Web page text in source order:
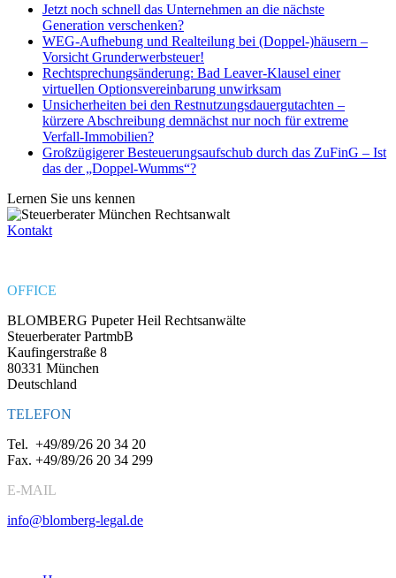
Jetzt noch schnell das Unternehmen an die nächste
Generation verschenken?
WEG-Aufhebung und Realteilung bei (Doppel-)häusern –
Vorsicht Grunderwerbsteuer!
Rechtsprechungsänderung: Bad Leaver-Klausel einer
virtuellen Optionsvereinbarung unwirksam
Unsicherheiten bei den Restnutzungsdauergutachten –
kürzere Abschreibung demnächst nur noch für extreme
Verfall-Immobilien?
Großzügigerer Besteuerungsaufschub durch das ZuFinG – Ist
das der „Doppel-Wumms“?
Lernen Sie uns kennen
Kontakt
OFFICE
BLOMBERG Pupeter Heil Rechtsanwälte
Steuerberater PartmbB
Kaufingerstraße 8
80331 München
Deutschland
TELEFON
Tel. +49/89/26 20 34 20
Fax. +49/89/26 20 34 299
E-MAIL
info@blomberg-legal.de